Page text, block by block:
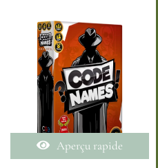
Aperçu rapide